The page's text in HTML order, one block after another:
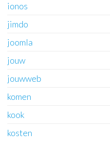
ionos
jimdo
joomla
jouw
jouwweb
komen
kook
kosten